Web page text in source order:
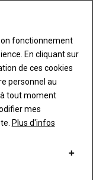
fonctionnement
En cliquant sur
de ces cookies
personnel au
tout moment
mes
Plus d'infos